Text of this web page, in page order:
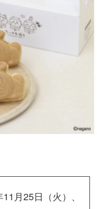
月25日（火）、